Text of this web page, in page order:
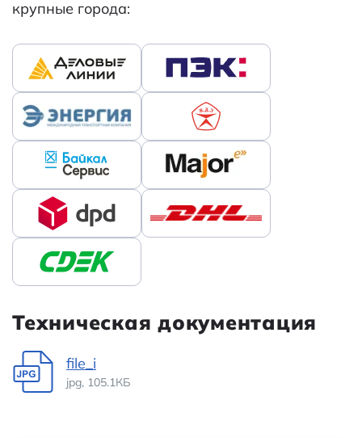
крупные города:
Техническая документация
file_i
jpg, 105.1КБ